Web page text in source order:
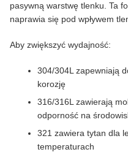
pasywną warstwę tlenku. Ta
naprawia się pod wpływem
Aby zwiększyć wydajność:
304/304L zapewniają
korozję
316/316L zawierają
odporność na
321 zawiera tytan dla
temperaturach